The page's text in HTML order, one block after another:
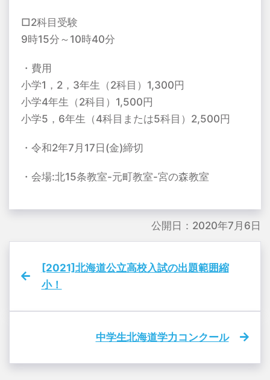
□2科目受験
9時15分～10時40分
・費用
小学1，2，3年生（2科目）1,300円
小学4年生（2科目）1,500円
小学5，6年生（4科目または5科目）2,500円
・令和2年7月17日(金)締切
・会場:北15条教室-元町教室-宮の森教室
公開日：2020年7月6日
[2021]北海道公立高校入試の出題範囲縮
小！
中学生北海道学力コンクール